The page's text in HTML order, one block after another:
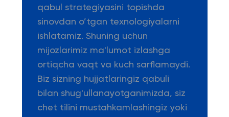
qabul strategiyasini topishda
sinovdan o’tgan texnologiyalarni
ishlatamiz. Shuning uchun
mijozlarimiz ma'lumot izlashga
ortiqcha vaqt va kuch sarflamaydi.
Biz sizning hujjatlaringiz qabuli
bilan shug'ullanayotganimizda, siz
chet tilini mustahkamlashingiz yoki